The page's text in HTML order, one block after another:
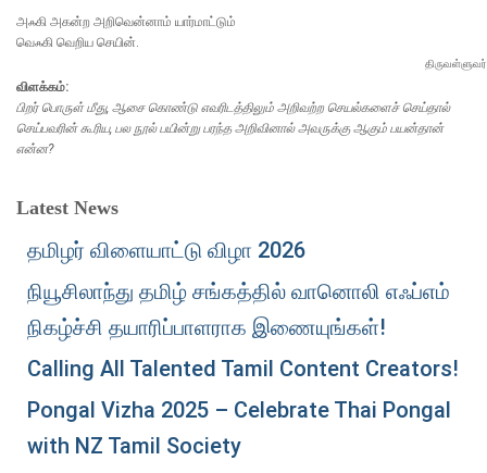
அஃகி அகன்ற அறிவென்னாம் யார்மாட்டும்
வெஃகி வெறிய செயின்.
திருவள்ளுவர்
விளக்கம்:
பிறர் பொருள் மீது, ஆசை கொண்டு எவரிடத்திலும் அறிவற்ற செயல்களைச் செய்தால்
செய்பவரின் கூரிய, பல நூல் பயின்று பரந்த அறிவினால் அவருக்கு ஆகும் பயன்தான்
என்ன?
Latest News
தமிழர் விளையாட்டு விழா 2026
நியூசிலாந்து தமிழ் சங்கத்தில் வானொலி எஃப்எம்
நிகழ்ச்சி தயாரிப்பாளராக இணையுங்கள்!
Calling All Talented Tamil Content Creators!
Pongal Vizha 2025 – Celebrate Thai Pongal
with NZ Tamil Society